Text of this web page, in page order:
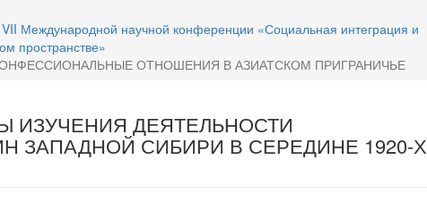
Международной научной конференции «Социальная интеграция и
пространстве»
ОТНОШЕНИЯ В АЗИАТСКОМ ПРИГРАНИЧЬЕ
ИЗУЧЕНИЯ ДЕЯТЕЛЬНОСТИ
ЗАПАДНОЙ СИБИРИ В СЕРЕДИНЕ 1920-Х